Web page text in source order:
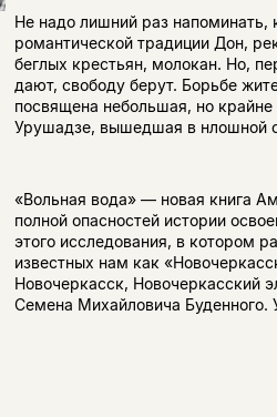
Не надо лишний раз напоминать,
романтической традиции Дон,
беглых крестьян, молокан. Но,
дают, свободу берут. Борьбе
посвящена небольшая, но
Урушадзе, вышедшая в нлошной
«Вольная вода» — новая книга
полной опасностей истории
этого исследования, в котором
известных нам как
Новочеркасск, Новочеркасский
Семена Михайловича Буденного.